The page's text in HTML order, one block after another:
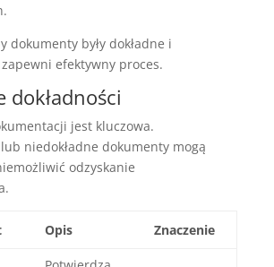
dokumenty były dokładne i
efektywny proces.
dokładności
jest kluczowa.
niedokładne dokumenty mogą
odzyskanie
Opis Znaczenie